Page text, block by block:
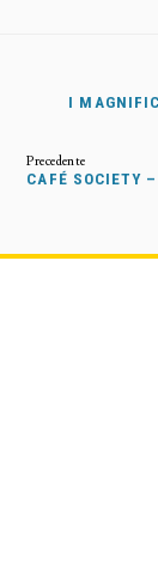
I
CAFÉ SOCIETY